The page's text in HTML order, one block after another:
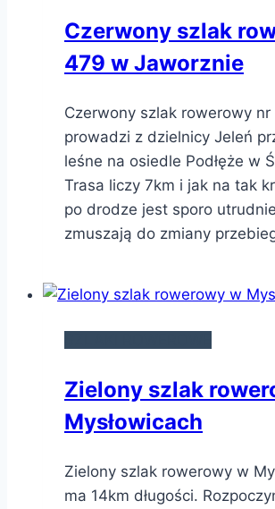
Czerwony szlak
479 w Jaworznie
Czerwony szlak rowerowy nr
prowadzi z dzielnicy Jeleń
leśne na osiedle Podłęże w
Trasa liczy 7km i jak na tak
po drodze jest sporo
zmuszają do zmiany
Zielony szlak
Mysłowicach
Zielony szlak rowerowy w
ma 14km długości.